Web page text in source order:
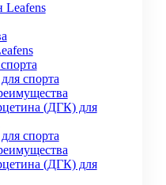
Leafens
спорта
(ДГК) для
спорта
(ДГК) для